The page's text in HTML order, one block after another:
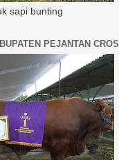
sapi bunting
PEJANTAN CROS